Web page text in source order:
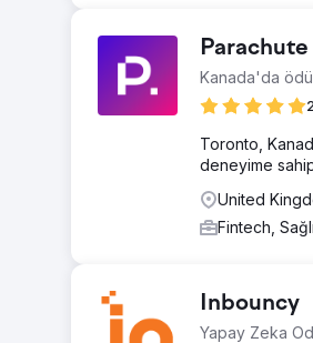
Kanada'da
Toronto,
deneyime
United
Fintech,
Inbouncy
Yapay Zeka